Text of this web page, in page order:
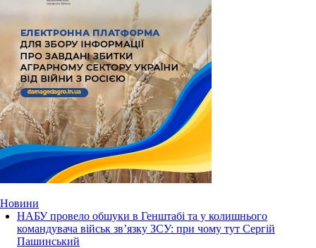
Новини
НАБУ провело обшуки в Генштабі та у колишнього
командувача військ зв’язку ЗСУ: при чому тут Сергій
Пашинський